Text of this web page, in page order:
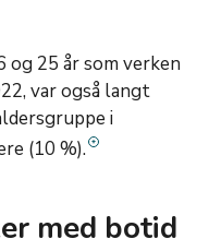
og 25 år som verken
var også langt
i
(10 %).
med botid